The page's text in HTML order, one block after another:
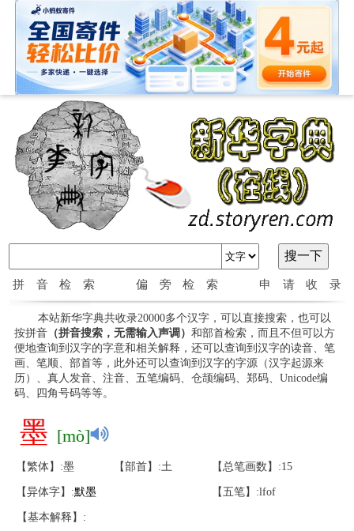
拼音检索 偏旁检索 申请收录
本站新华字典共收录20000多个汉字，可以直接搜索，也可以
按拼音（拼音搜索，无需输入声调） 和部首检索，而且不但可以方
便地查询到汉字的字意和相关解释，还可以查询到汉字的读音、笔
画、笔顺、部首等，此外还可以查询到汉字的字源（汉字起源来
历）、真人发音、注音、五笔编码、仓颉编码、郑码、Unicode编
码、四角号码等等。
墨 [mò]
【繁体】:墨 【部首】:土 【总笔画数】:15
【异体字】:默墨 【五笔】:lfof
【基本解释】: